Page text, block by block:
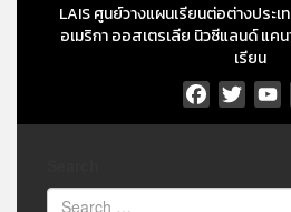
LAIS ศูนย์วางแผนเรียนต่อต่างประ
อเมริกา ออสเตรเลีย นิวซีแลนด์ แค
เรียน
Facebook
Twitter